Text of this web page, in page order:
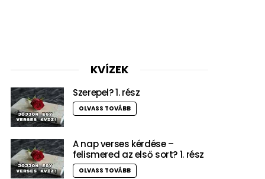
KVÍZEK
Szerepel? 1. rész
OLVASS TOVÁBB
A nap verses kérdése –
felismered az első sort? 1. rész
OLVASS TOVÁBB